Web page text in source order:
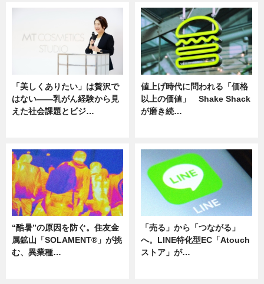
「美しくありたい」は贅沢で
はない――乳がん経験から見
えた社会課題とビジ…
値上げ時代に問われる「価格
以上の価値」 Shake Shack
が磨き続…
“酷暑”の原因を防ぐ。住友金
属鉱山「SOLAMENT®」が挑
む、異業種…
「売る」から「つながる」
へ。LINE特化型EC「Atouch
ストア」が…